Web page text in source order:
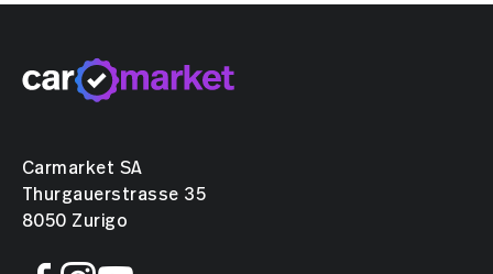
Carmarket SA
Thurgauerstrasse 35
8050 Zurigo